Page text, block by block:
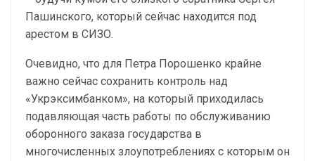
Пашинского, который сейчас находится под
арестом в СИЗО.
Очевидно, что для Петра Порошенко крайне
важно сейчас сохранить контроль над
«Укрэксимбанком», на который приходилась
подавляющая часть работы по обслуживанию
оборонного заказа государства в
многочисленных злоупотреблениях с которым он